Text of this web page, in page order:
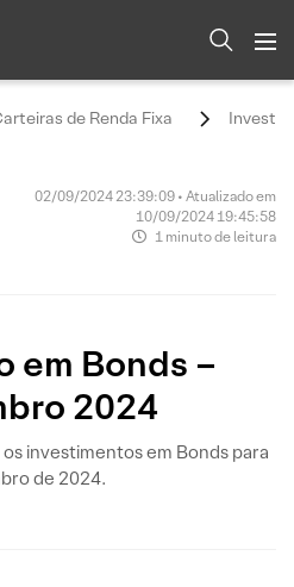
de Renda Fixa
02/09/2024 23:39:09 • Atualizado em
10/09/2024 19:45:58
1 minuto de leitura
em Bonds –
2024
investimentos em Bonds para
de 2024.